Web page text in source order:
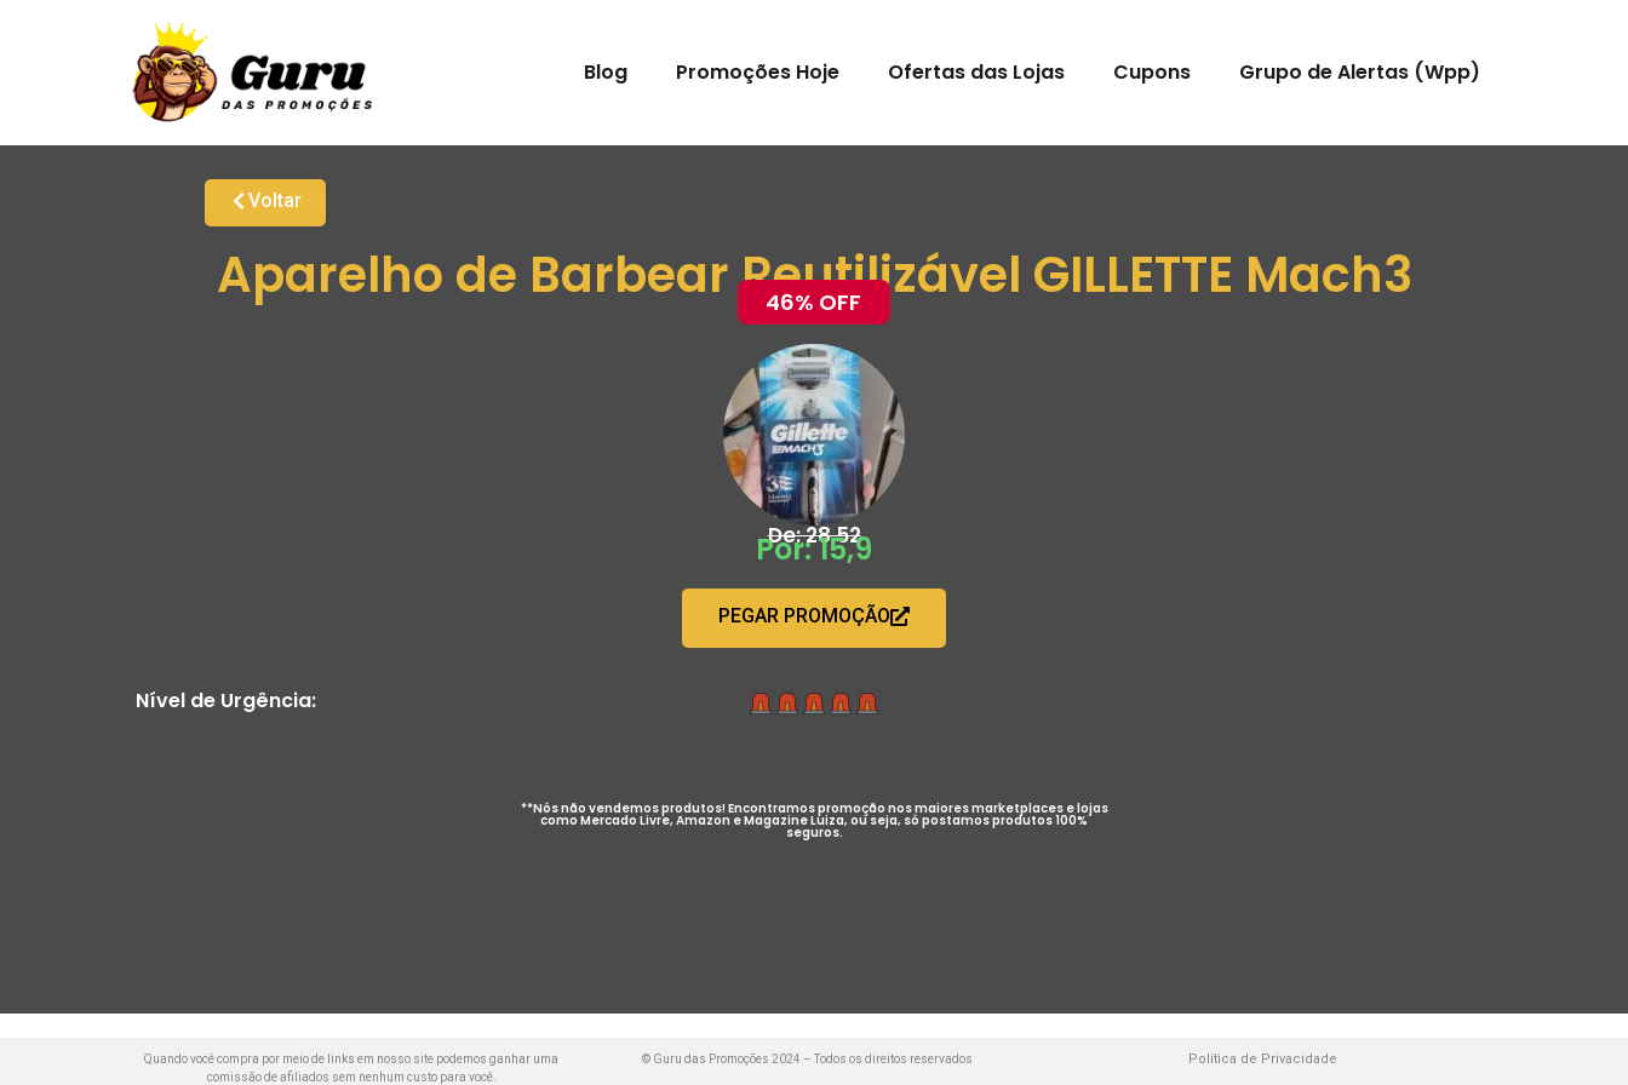
Blog Promoções Hoje Ofertas das Lojas Cupons Grupo de Alertas (Wpp)
Voltar
Aparelho de Barbear Reutilizável GILLETTE Mach3
46% OFF
De: 28,52
Por: 15,9
PEGAR PROMOÇÃO
Nível de Urgência:
**Nós não vendemos produtos! Encontramos promoção nos maiores marketplaces e lojas
como Mercado Livre, Amazon e Magazine Luiza, ou seja, só postamos produtos 100%
seguros.
Quando você compra por meio de links em nosso site podemos ganhar uma
comissão de afiliados sem nenhum custo para você.
© Guru das Promoções 2024 – Todos os direitos reservados Política de Privacidade